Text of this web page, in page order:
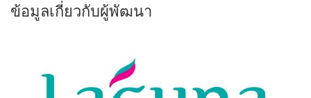
ข้อมูลเกี่ยวกับผู้พัฒนา